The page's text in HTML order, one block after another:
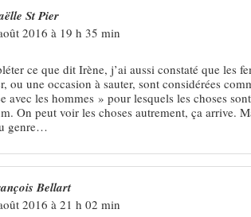
St Pier
2016 à 19 h 35 min
ce que dit Irène, j’ai aussi constaté que les
ou une occasion à sauter, sont considérées
avec les hommes » pour lesquels les choses
On peut voir les choses autrement, ça arrive.
genre…
Bellart
2016 à 21 h 02 min